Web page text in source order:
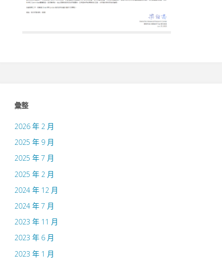
彙整
2026 年 2 月
2025 年 9 月
2025 年 7 月
2025 年 2 月
2024 年 12 月
2024 年 7 月
2023 年 11 月
2023 年 6 月
2023 年 1 月